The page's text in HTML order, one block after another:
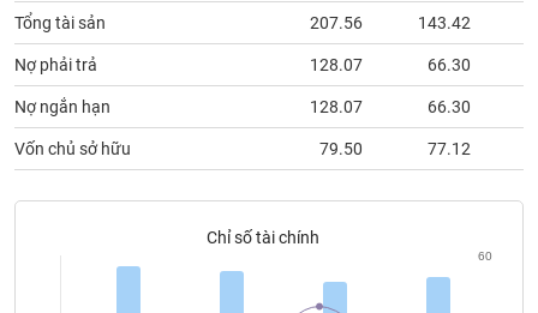
Tổng tài sản 207.56 143.42
Nợ phải trả 128.07 66.30
Nợ ngắn hạn 128.07 66.30
Vốn chủ sở hữu 79.50 77.12
Chỉ số tài chính
60
tư
thông
chính